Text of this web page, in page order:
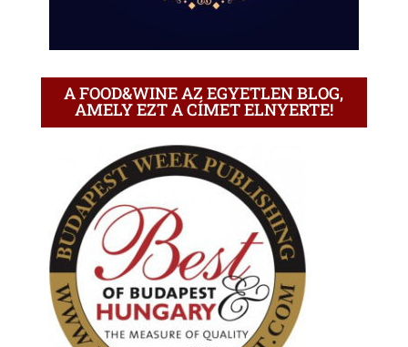
A FOOD&WINE AZ EGYETLEN BLOG,
AMELY EZT A CÍMET ELNYERTE!